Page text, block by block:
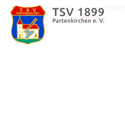
TSV Partenkirchen Sportangebote
Feldhockey
Newsbeitrag